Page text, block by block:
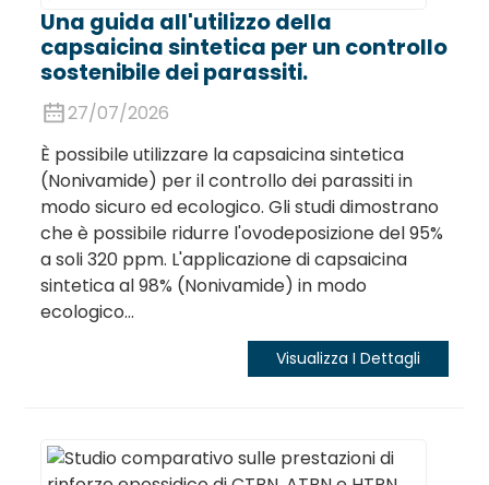
Una guida all'utilizzo della
capsaicina sintetica per un controllo
sostenibile dei parassiti.
27/07/2026
È possibile utilizzare la capsaicina sintetica
(Nonivamide) per il controllo dei parassiti in
modo sicuro ed ecologico. Gli studi dimostrano
che è possibile ridurre l'ovodeposizione del 95%
a soli 320 ppm. L'applicazione di capsaicina
sintetica al 98% (Nonivamide) in modo
ecologico...
Visualizza I Dettagli